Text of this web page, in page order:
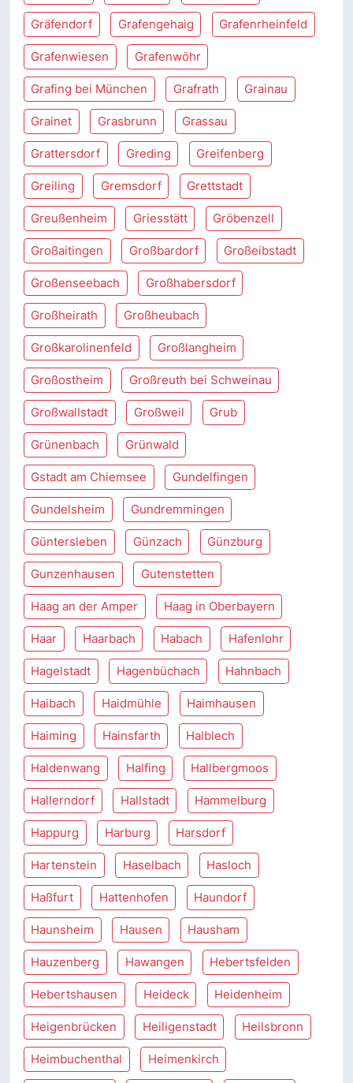
Gräfendorf Grafengehaig Grafenrheinfeld
Grafenwiesen Grafenwöhr
Grafing bei München Grafrath Grainau
Grainet Grasbrunn Grassau
Grattersdorf Greding Greifenberg
Greiling Gremsdorf Grettstadt
Greußenheim Griesstätt Gröbenzell
Großaitingen Großbardorf Großeibstadt
Großenseebach Großhabersdorf
Großheirath Großheubach
Großkarolinenfeld Großlangheim
Großostheim Großreuth bei Schweinau
Großwallstadt Großweil Grub
Grünenbach Grünwald
Gstadt am Chiemsee Gundelfingen
Gundelsheim Gundremmingen
Güntersleben Günzach Günzburg
Gunzenhausen Gutenstetten
Haag an der Amper Haag in Oberbayern
Haar Haarbach Habach Hafenlohr
Hagelstadt Hagenbüchach Hahnbach
Haibach Haidmühle Haimhausen
Haiming Hainsfarth Halblech
Haldenwang Halfing Hallbergmoos
Hallerndorf Hallstadt Hammelburg
Happurg Harburg Harsdorf
Hartenstein Haselbach Hasloch
Haßfurt Hattenhofen Haundorf
Haunsheim Hausen Hausham
Hauzenberg Hawangen Hebertsfelden
Hebertshausen Heideck Heidenheim
Heigenbrücken Heiligenstadt Heilsbronn
Heimbuchenthal Heimenkirch